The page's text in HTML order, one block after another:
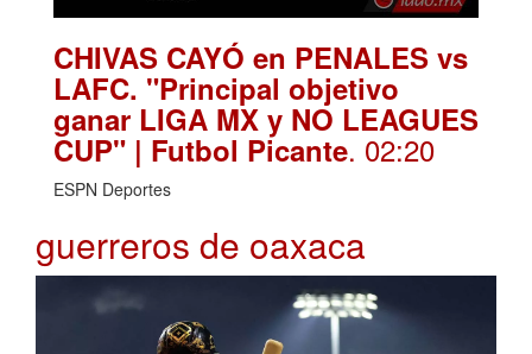
CHIVAS CAYÓ en PENALES vs
LAFC. "Principal objetivo
ganar LIGA MX y NO LEAGUES
CUP" | Futbol Picante. 02:20
ESPN Deportes
guerreros de oaxaca